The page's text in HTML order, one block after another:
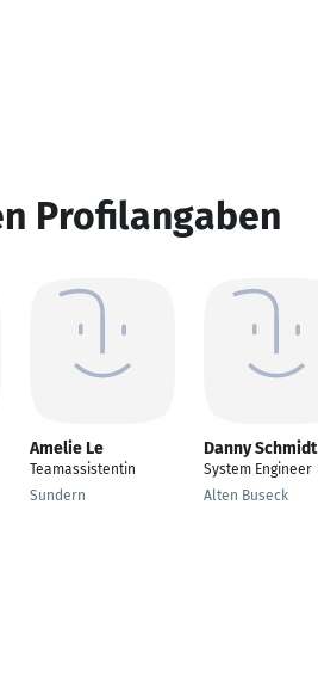
Profilangaben
Amelie Le
Teamassistentin
Sundern
Danny Schmidt
System Engineer
Alten Buseck